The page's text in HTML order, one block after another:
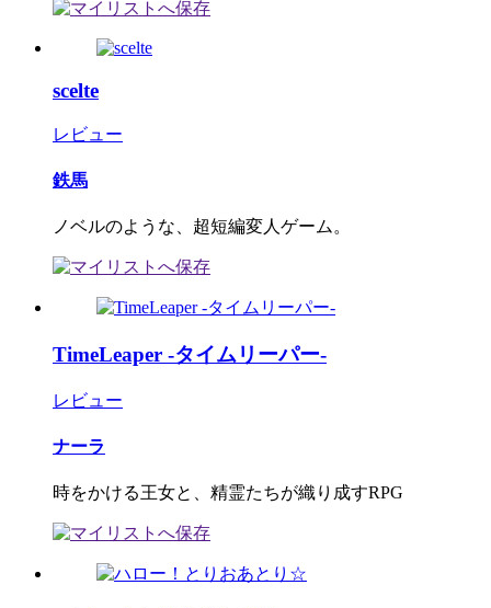
scelte
レビュー
鉄馬
ノベルのような、超短編変人ゲーム。
TimeLeaper -タイムリーパー-
レビュー
ナーラ
時をかける王女と、精霊たちが織り成すRPG